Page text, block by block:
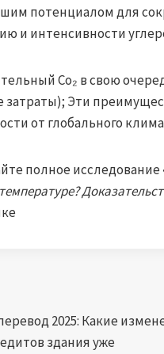
потенциалом для
и интенсивности
Co₂ в свою
Эти
от глобального
полное исследование
2025: Какие
здания уже